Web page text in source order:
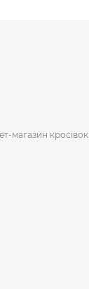
магазин кросівок